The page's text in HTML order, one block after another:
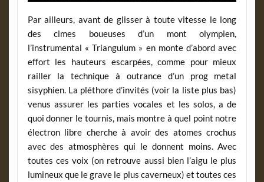
Par ailleurs, avant de glisser à toute vitesse le long
des cimes boueuses d’un mont olympien,
l’instrumental « Triangulum » en monte d’abord avec
effort les hauteurs escarpées, comme pour mieux
railler la technique à outrance d’un prog metal
sisyphien. La pléthore d’invités (voir la liste plus bas)
venus assurer les parties vocales et les solos, a de
quoi donner le tournis, mais montre à quel point notre
électron libre cherche à avoir des atomes crochus
avec des atmosphères qui le donnent moins. Avec
toutes ces voix (on retrouve aussi bien l’aigu le plus
lumineux que le grave le plus caverneux) et toutes ces